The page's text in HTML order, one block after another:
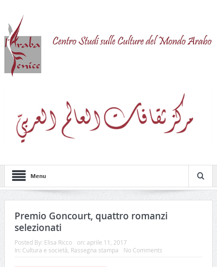
Menu
Premio Goncourt, quattro romanzi
selezionati
Posted By: Elisa Ricco on: aprile 11, 2017
In: Cultura e società, Rassegna stampa No Comments